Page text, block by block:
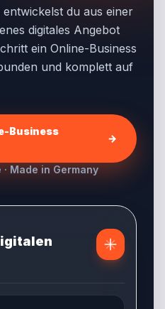
du aus einer
digitales Angebot
ein Online-Business
und komplett auf
Business
→
Made in Germany